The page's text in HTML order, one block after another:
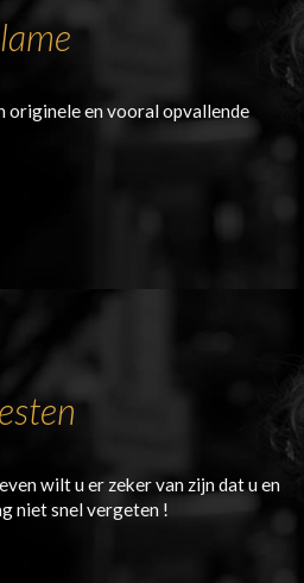
originele en vooral opvallende
wilt u er zeker van zijn dat u en
niet snel vergeten !